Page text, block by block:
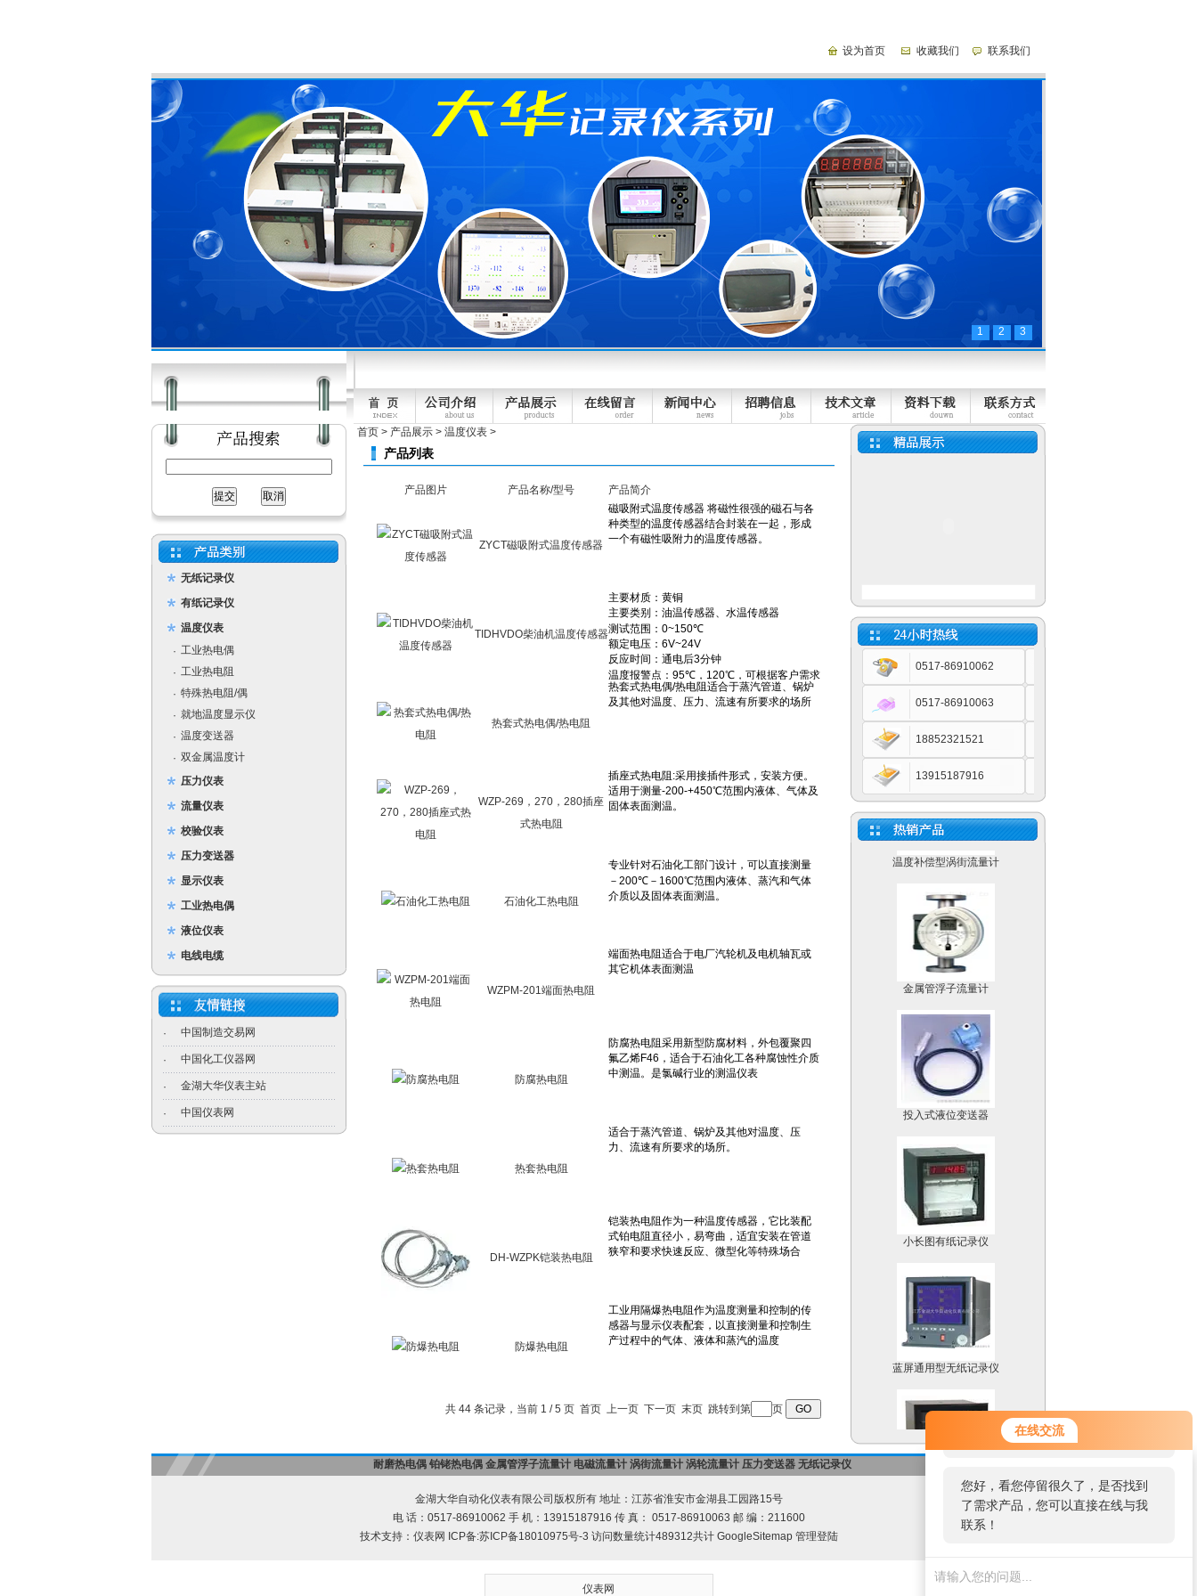
在线交流
您好！欢迎前来咨询，很高兴为您
服务，请问您要咨询什么问题呢？
您好，看您停留很久了，是否找到
了需求产品，您可以直接在线与我
联系！
设为首页 收藏我们 联系我们
1 2 3
无纸记录仪
有纸记录仪
温度仪表
· 工业热电偶
· 工业热电阻
· 特殊热电阻/偶
· 就地温度显示仪
· 温度变送器
· 双金属温度计
压力仪表
流量仪表
校验仪表
压力变送器
显示仪表
工业热电偶
液位仪表
电线电缆
· 中国制造交易网
· 中国化工仪器网
· 金湖大华仪表主站
· 中国仪表网
首页 > 产品展示 > 温度仪表 >
产品列表
产品图片 产品名称/型号 产品简介
ZYCT磁吸附式温度传感器
TIDHVDO柴油机温度传感器
热套式热电偶/热电阻
WZP-269，270，280插座
式热电阻
石油化工热电阻
WZPM-201端面热电阻
防腐热电阻
热套热电阻
DH-WZPK铠装热电阻
防爆热电阻
共 44 条记录，当前 1 / 5 页 首页 上一页 下一页 末页跳转到第 页
0517-86910062
0517-86910063
18852321521
13915187916
蓝屏通用型无纸记录仪
FO值灭菌控制记录仪
机械式中圆图记录仪
不锈钢电磁流量计
金属管浮子流量计
投入式液位变送器
小长图有纸记录仪
蓝屏通用型无纸记录仪
FO值灭菌控制记录仪
耐磨热电偶 铂铑热电偶 金属管浮子流量计 电磁流量计 涡街流量计 涡轮流量计 压力变送器 无纸记录仪
金湖大华自动化仪表有限公司版权所有 地址：江苏省淮安市金湖县工园路15号
电 话：0517-86910062 手 机：13915187916 传 真： 0517-86910063 邮 编：211600
技术支持： 仪表网 ICP备:苏ICP备18010975号-3 访问数量统计489312共计 GoogleSitemap 管理登陆
仪表网